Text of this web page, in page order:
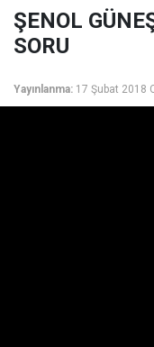
ŞENOL
SORU
Yayınlanma: 17 Şubat 2018